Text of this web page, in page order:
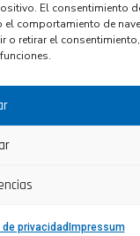
El consentimiento
comportamiento de
o retirar el
privacidad Impressum